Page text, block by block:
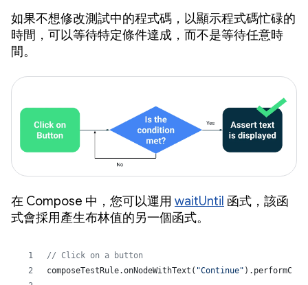
如果不想修改測試中的程式碼，以顯示程式碼忙碌的
時間，可以等待特定條件達成，而不是等待任意時
間。
在 Compose 中，您可以運用 waitUntil 函式，該函
式會採用產生布林值的另一個函式。